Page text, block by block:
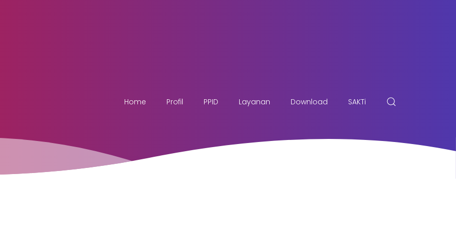
Home Profil PPID Layanan Download SAKTi